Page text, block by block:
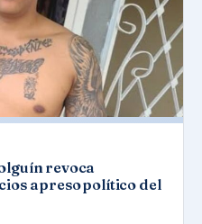
revoca
a preso político del